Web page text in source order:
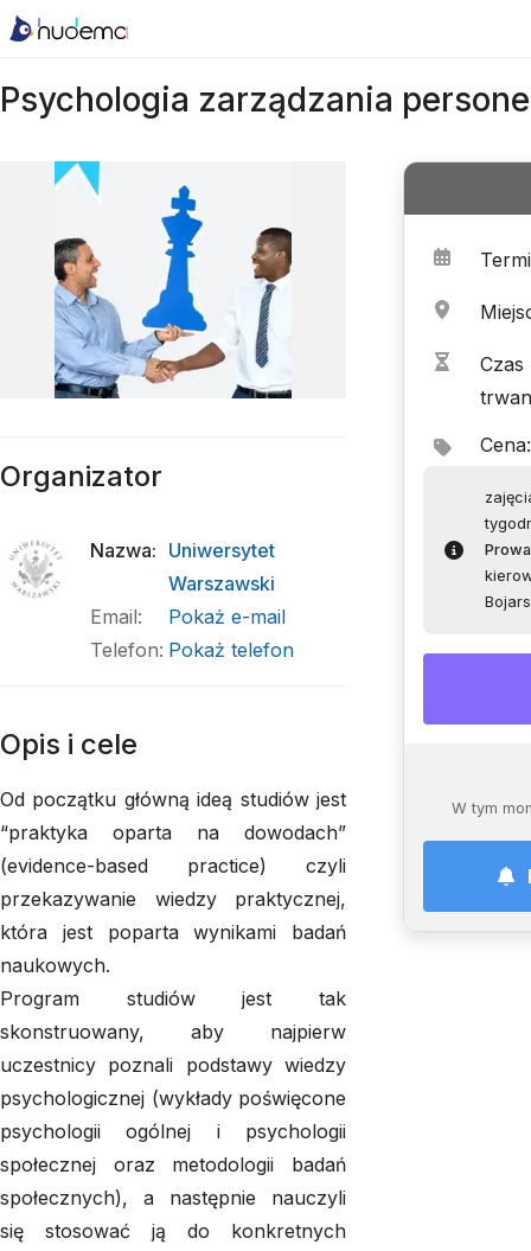
Psychologia zarządzania
Czas
Cena:
W tym
Organizator
Nazwa: Uniwersytet
Warszawski
Email:
Pokaż e-mail
Telefon: Pokaż telefon
Opis i cele
Od początku główną ideą studiów jest
“praktyka oparta na dowodach”
(evidence-based practice) czyli
przekazywanie wiedzy praktycznej,
która jest poparta wynikami badań
naukowych.
Program studiów jest tak
skonstruowany, aby najpierw
uczestnicy poznali podstawy wiedzy
psychologicznej (wykłady poświęcone
psychologii ogólnej i psychologii
społecznej oraz metodologii badań
społecznych), a następnie nauczyli
się stosować ją do konkretnych